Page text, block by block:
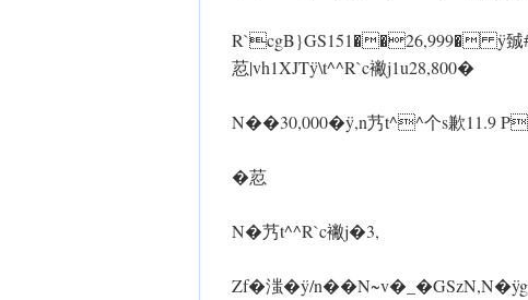
R`cgB}GS151��26,999� ÿ臹#GS/
荵|vh1XJT ÿ\t^^R`c襒j1u28,800�
N��30,000� ÿ,n艿t^^个s歉11.9
�荵
N�艿t^^R`c襒j�3,
Zf�滍� ÿ/n��N~v�_�